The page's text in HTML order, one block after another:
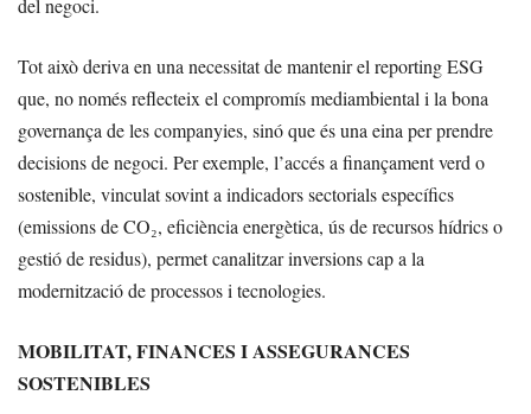
Tot això deriva en una necessitat de mantenir el reporting ESG
que, no només reflecteix el compromís mediambiental i la bona
governança de les companyies, sinó que és una eina per prendre
decisions de negoci. Per exemple, l’accés a finançament verd o
sostenible, vinculat sovint a indicadors sectorials específics
(emissions de CO₂, eficiència energètica, ús de recursos hídrics o
gestió de residus), permet canalitzar inversions cap a la
modernització de processos i tecnologies.
MOBILITAT, FINANCES I ASSEGURANCES
SOSTENIBLES